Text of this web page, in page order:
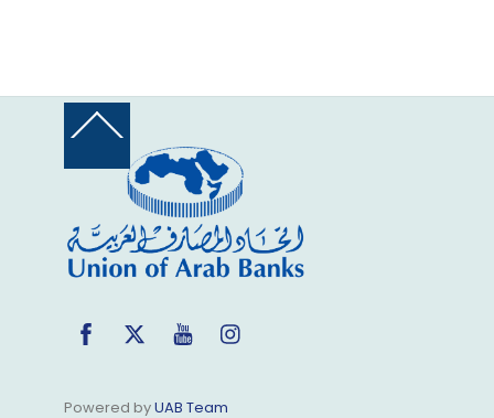
Back
Top
FacebookTwitter YouTube
Powered byUAB Team